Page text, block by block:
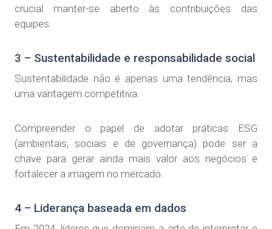
crucial manter-se aberto às contribuições das
equipes.
3 – Sustentabilidade e responsabilidade social
Sustentabilidade não é apenas uma tendência, mas
uma vantagem competitiva.
Compreender o papel de adotar práticas ESG
(ambientais, sociais e de governança) pode ser a
chave para gerar ainda mais valor aos negócios e
fortalecer a imagem no mercado.
4 – Liderança baseada em dados